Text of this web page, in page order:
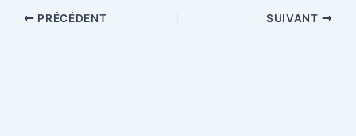
PRÉCÉDENT SUIVANT